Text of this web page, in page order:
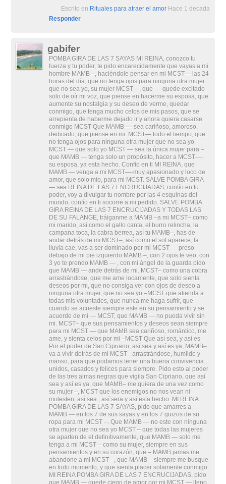
Escrito en Rituales para atraer el amorHace 1 decada
Responder
gabifer
POMBA GIRA DE LAS 7 SAYAS MI REINA, conozco tu
fuerza y tu poder, te pido encarecidamente que vayas a mi
hombre MAMB –, haciéndole pensar en mi MCST— las 24
horas del día, que no tenga ojos para ninguna otra mujer
que no sea yo, su mujer MCST—, que —-quede excitado
solo de oír mi voz, que piense en hacerme su esposa, que
aumente su nostalgia y su deseo de verme, quedar
conmigo, que tenga mucho celos de mis pasos, que se
arrepienta de haberme dejado ir y ahora quiera casarse
conmigo MCST Que MAMB—- sea cariñoso, amoroso,
dedicado, que piense en mi. MCST— todo el tiempo, que
no tenga ojos para ninguna otra mujer que no sea yo
MCST — que solo yo MCST — sea la única mujer para –
que MAMB — tenga solo un propósito, hacer a MCST—-
su esposa, ya esta hecho. Confío en ti MI REINA, que
MAMB — venga a mi MCST—-muy apasionado y loco de
amor, que solo mio, para mi MCST. SALVE POMBA GIRA
— sea REINA DE LAS 7 ENCRUCIJADAS, confío en tu
poder, voy a divulgar tu nombre por las 4 esquinas del
mundo, confío en ti socorre a mi pedido. SALVE POMBA
GIRA REINA DE LAS 7 ENCRUCIJADAS Y TODAS LAS
DE SU FALANGE, tráiganme a MAMB –a mi MCST– como
mi marido, así como el gallo canta, el burro relincha, la
campana toca, la cabra berrea, así tu MAMB–, has de
andar detrás de mi MCST–, así como el sol aparece, la
lluvia cae, vas a ser dominado por mi MCST — preso
debajo de mi pie izquierdo MAMB –, con 2 ojos te veo, con
3 yo te prendo MAMB — , con mi ángel de la guarda pido
que MAMB — ande detrás de mi. MCST– como una cobra
arrastrándose, que me ame locamente, que solo sienta
deseos por mi, que no consiga ver con ojos de deseo a
ninguna otra mujer, que no sea yo –MCST que atienda a
todas mis voluntades, que nunca me haga sufrir, que
cuando se acueste siempre este en su pensamiento y se
acuerde de mi — MCST, que MAMB — no pueda vivir sin
mi. MCST– que sus pensamientos y deseos sean siempre
para mi MCST — que MAMB sea cariñoso, romántico, me
ame, y sienta celos por mi –MCST Que así sea, y así es
Por el poder de San Cipriano, así sea y así es ya, MAMB–
va a vivir detrás de mi MCST– arrastrándose, humilde y
manso, para que podamos tener una buena convivencia ,
unidos, casados y felices para siempre. Pido esto al poder
de las tres almas negras que vigila San Cipriano, que así
sea y así es ya, que MAMB– me quiera de una vez como
su mujer –, MCST que los enemigos no nos vean ni
molesten, así sea , así sera y así esta hecho. MI REINA
POMBA GIRA DE LAS 7 SAYAS, pido que amarres a
MAMB — en los 7 de sus sayas y en los 7 guizos de su
ropa para mi MCST –. Que MAMB — no este con ninguna
otra mujer que no sea yo MCST – que todas las mujeres
se aparten de el definitivamente, que MAMB — solo me
tenga a mi MCST – como su mujer, siempre en sus
pensamientos y en su corazón, que – MAMB jamas me
abandone a mi MCST –, que MAMB – siempre me busque
en todo momento, y que sienta placer solamente conmigo.
MI REINA POMBA GIRA DE LAS 7 ENCRUCIJADAS, pido
que MAMB — quede ciego de amor por mi MCST — lleno